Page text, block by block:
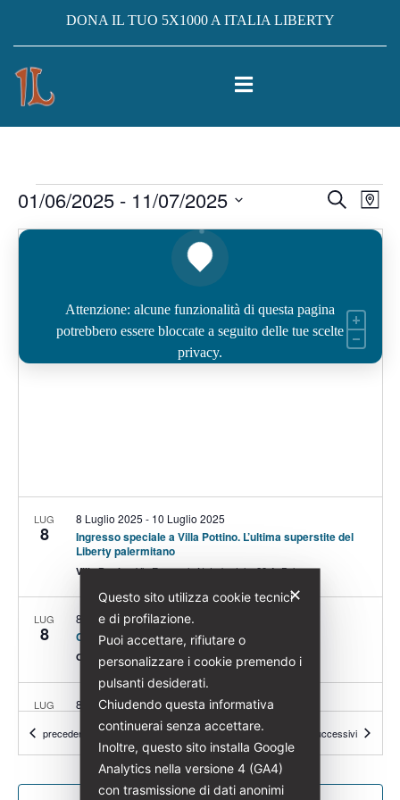
DONA IL TUO 5X1000 A ITALIA LIBERTY
Eventi
Eventi
viste
Cerca
Mappa
01/06/2025 - 11/07/2025
Attenzione: alcune funzionalità di questa pagina
potrebbero essere bloccate a seguito delle tue scelte
privacy.
LUG
8
Ingresso speciale a Villa Pottino. L’ultima superstite del
Liberty palermitano
8 Luglio 2025 - 10 Luglio 2025
Villa Pottino Via Emanuele Notarbartolo, 28 A, Palermo
LUG
8 Conferenze scientifiche sull’Art Nouveau
8 Luglio 2025-14 Luglio 2025
Online
LUG
8 Mostre ed esperienze tematiche sul Liberty
8 Luglio 2025-14 Luglio 2025
Villa Pottino Via Emanuele Notarbartolo, 28 A, Palermo
9 Luglio 2025 @ 9:00-11 Luglio 2025 @ 12:30
Eventi
precedenti Oggi Eventi
successivi
✕
Questo sito utilizza cookie tecnici
e di profilazione.
Puoi accettare, rifiutare o
personalizzare i cookie premendo i
pulsanti desiderati.
Chiudendo questa informativa
continuerai senza accettare.
Inoltre, questo sito installa Google
Analytics nella versione 4 (GA4)
con trasmissione di dati anonimi